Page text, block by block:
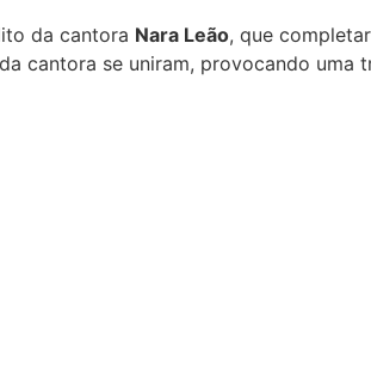
da cantora Nara Leão, que
cantora se uniram, provocando